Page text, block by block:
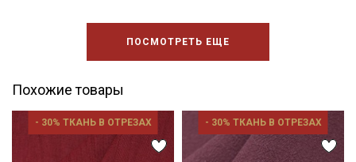
ПОСМОТРЕТЬ ЕЩЕ
Похожие товары
- 30% ТКАНЬ В ОТРЕЗАХ - 30% ТКАНЬ В ОТРЕЗАХ